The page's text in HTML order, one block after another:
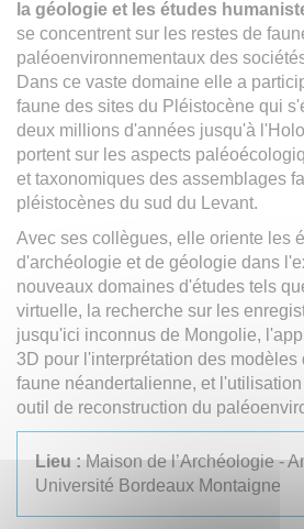
la géologie et les études
se concentrent sur les restes de
paléoenvironnementaux des
Dans ce vaste domaine elle a
faune des sites du Pléistocène qui
deux millions d'années jusqu'à
portent sur les aspects
et taxonomiques des assemblages
pléistocènes du sud du Levant.
Avec ses collègues, elle oriente les
d'archéologie et de géologie dans
nouveaux domaines d'études tels
virtuelle, la recherche sur les
jusqu'ici inconnus de Mongolie,
3D pour l'interprétation des modèles
faune néandertalienne, et
outil de reconstruction du
Lieu :Maison de l’Archéologie -
Université Bordeaux Montaigne